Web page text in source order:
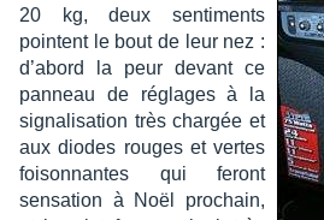
20 kg, deux senti­ments
pointent le bout de leur nez :
d’abord la peur devant ce
panneau de réglages à la
signa­li­sa­tion très char­gée et
aux diodes rouges et vertes
foison­nantes qui feront
sensa­tion à Noël prochain,